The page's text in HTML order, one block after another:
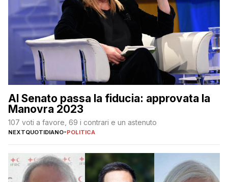
Al Senato passa la fiducia: approvata la
Manovra 2023
107 voti a favore, 69 i contrari e un astenuto
NEXTQUOTIDIANO-POLITICA